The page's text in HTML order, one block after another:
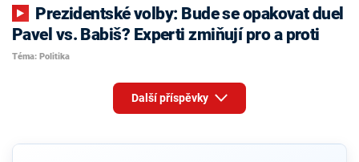
Pavel vs. Babiš? Experti zmiňují pro a proti
Téma: Politika
Další příspěvky